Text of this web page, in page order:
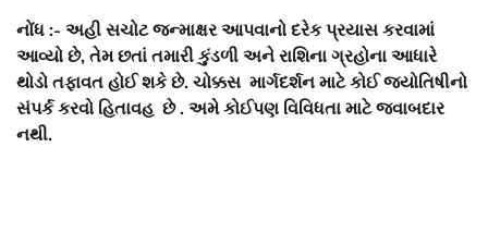
નોંધ :- અહી સચોટ જન્માક્ષર આપવાનો દરેક પ્રયાસ કરવામાં
આવ્યો છે, તેમ છતાં તમારી કુંડળી અને રાશિના ગ્રહોના આધારે
થોડો તફાવત હોઈ શકે છે. ચોક્કસ માર્ગદર્શન માટે કોઈ જ્યોતિષીનો
સંપર્ક કરવો હિતાવહ છે . અમે કોઈપણ વિવિધતા માટે જવાબદાર
નથી.